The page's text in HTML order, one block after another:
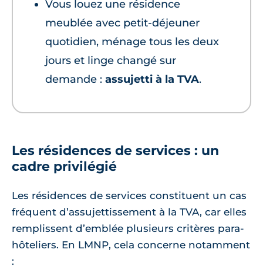
Vous louez une résidence
meublée avec petit-déjeuner
quotidien, ménage tous les deux
jours et linge changé sur
demande : assujetti à la TVA.
Les résidences de services : un
cadre privilégié
Les résidences de services constituent un cas
fréquent d’assujettissement à la TVA, car elles
remplissent d’emblée plusieurs critères para-
hôteliers. En LMNP, cela concerne notamment
: